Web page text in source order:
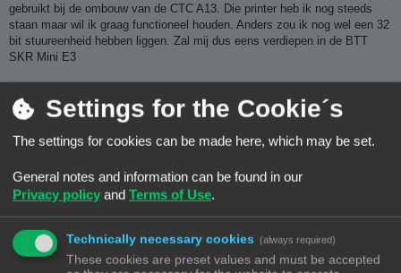
c
h
gebruikt bij de ombouw van de CTC A13. Die printer heb ik nog steeds
staan maar wil ik graag functioneel houden. Anders zou ik nog wel een 32
bit stuureenheid hebben liggen. Zal mij dus eens verdiepen in de BTT
SKR Mini E3
Tja ik weet niet waarom, maar ik heb iets met Orcabot printers
Puffeltje
#4
B
c
26/10/23, 12:38
Mocht je van plan zijn om Klipper te gaan gebruiken kijk dan ook eens
naar de kaarten waarop een CM4 op kan. Scheelt weer bedrading.
Settings for the Cookie´s
The settings for cookies can be made here, which may be set.
General notes and information can be found in our
Privacy policy and Terms of Use.
Technically necessary cookies (always required)
These cookies are preset values and must be accepted